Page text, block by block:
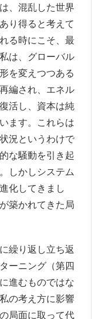
、混乱した世界
り得ると考えて
る時にこそ、最
は、グローバル
を変えつつある
編され、エネル
活し、資本は純
ます。これらは
況というわけで
な騒動を引き起
しかしシステム
化してきまし
築かれてきた局
繰り返し立ち返
ーニング（第四
進むものではな
の考え方に影響
局面に取って代